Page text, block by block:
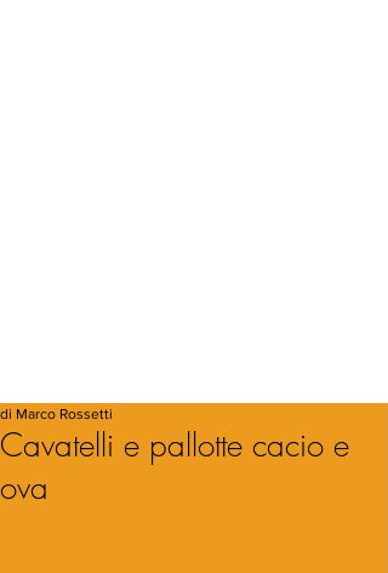
Cavatelli e pallotte cacio e
ova
di Marco Rossetti